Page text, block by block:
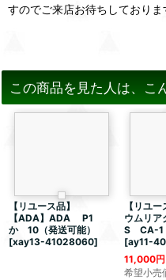
すのでご来店お待ちしておりま
この商品を見た人は、こ
【リユース品】
【ADA】ADA P1
か 10（発送可能）
[xay13-41028060]
【リユ
ウムリア
S CA-1
[ay11-
11,000円
希望小売